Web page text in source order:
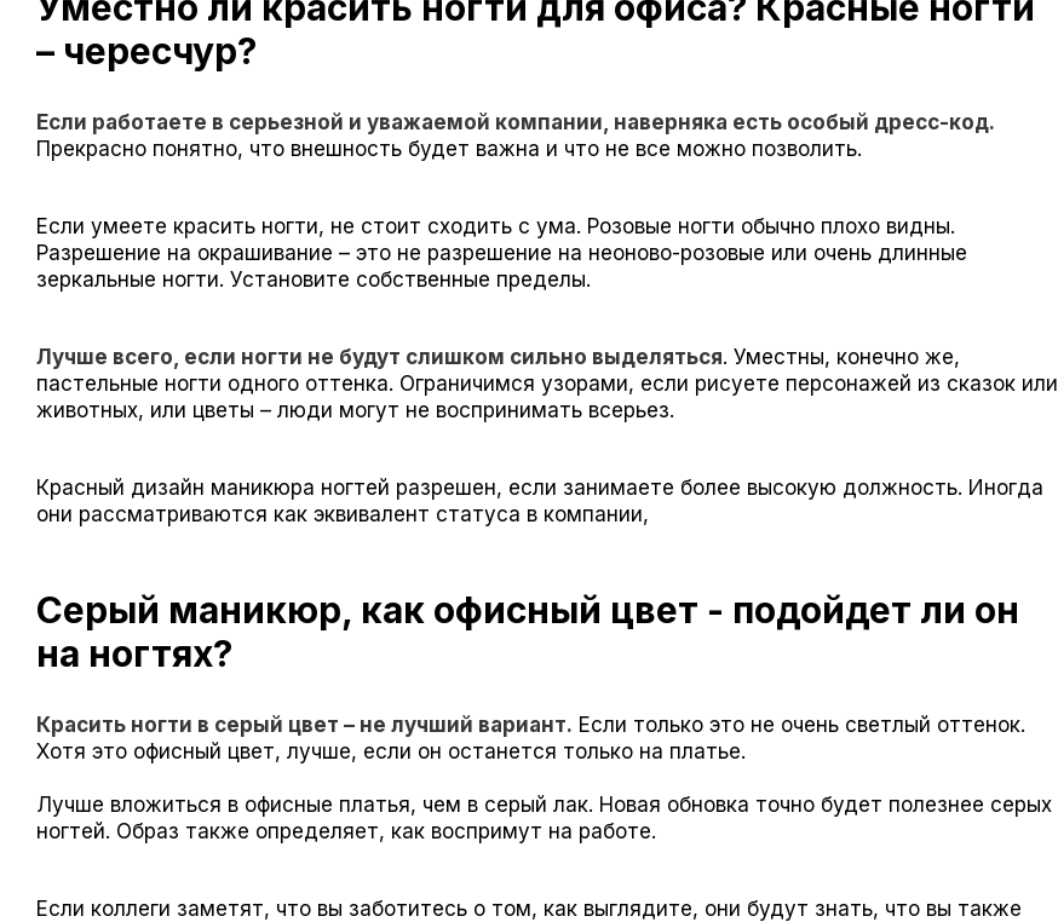
– чересчур?
Если работаете в серьезной и уважаемой компании, наверняка есть особый дресс-код.
Прекрасно понятно, что внешность будет важна и что не все можно позволить.
Если умеете красить ногти, не стоит сходить с ума. Розовые ногти обычно плохо видны.
Разрешение на окрашивание – это не разрешение на неоново-розовые или очень длинные
зеркальные ногти. Установите собственные пределы.
Лучше всего, если ногти не будут слишком сильно выделяться. Уместны, конечно же,
пастельные ногти одного оттенка. Ограничимся узорами, если рисуете персонажей из сказок или
животных, или цветы – люди могут не воспринимать всерьез.
Красный дизайн маникюра ногтей разрешен, если занимаете более высокую должность. Иногда
они рассматриваются как эквивалент статуса в компании,
Серый маникюр, как офисный цвет - подойдет ли он
на ногтях?
Красить ногти в серый цвет – не лучший вариант. Если только это не очень светлый оттенок.
Хотя это офисный цвет, лучше, если он останется только на платье.
Лучше вложиться в офисные платья, чем в серый лак. Новая обновка точно будет полезнее серых
ногтей. Образ также определяет, как воспримут на работе.
Если коллеги заметят, что вы заботитесь о том, как выглядите, они будут знать, что вы также